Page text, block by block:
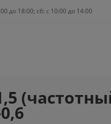
до 18:00; сб: с 10:00 до 14:00